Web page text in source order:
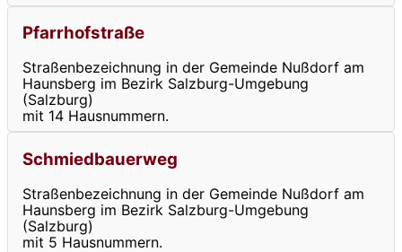
Pfarrhofstraße
Straßenbezeichnung in der Gemeinde Nußdorf am
Haunsberg im Bezirk Salzburg-Umgebung
(Salzburg)
mit 14 Hausnummern.
Schmiedbauerweg
Straßenbezeichnung in der Gemeinde Nußdorf am
Haunsberg im Bezirk Salzburg-Umgebung
(Salzburg)
mit 5 Hausnummern.